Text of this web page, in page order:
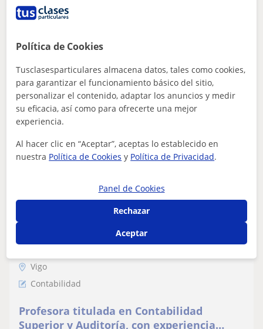
Contabilidad
las edades y niveles.
Profesora particular con experiencia en apoyo escolar.
Me adapto completamente a tus necesidades, tu nivel y
aquello que necesites aprender...
ver más Contactar
€
Andrea
Vigo
Contabilidad
Profesora titulada en Contabilidad
Superior y Auditoría, con experiencia
Política de Cookies
Tusclasesparticulares almacena datos, tales como cookies,
para garantizar el funcionamiento básico del sitio,
personalizar el contenido, adaptar los anuncios y medir
su eficacia, así como para ofrecerte una mejor
experiencia.
Al hacer clic en “Aceptar”, aceptas lo establecido en
nuestra Política de Cookies y Política de Privacidad.
Panel de Cookies
Rechazar
Aceptar